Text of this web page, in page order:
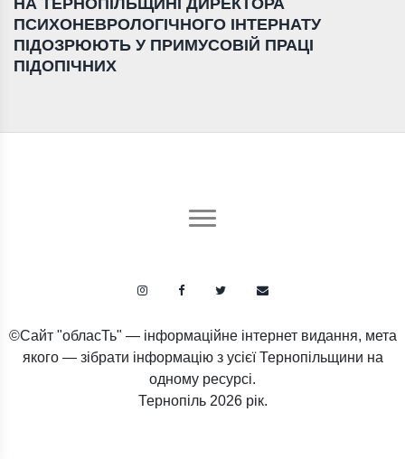
НА ТЕРНОПІЛЬЩИНІ ДИРЕКТОРА
ПСИХОНЕВРОЛОГІЧНОГО ІНТЕРНАТУ
ПІДОЗРЮЮТЬ У ПРИМУСОВІЙ ПРАЦІ
ПІДОПІЧНИХ
©Сайт "обласТь" — інформаційне інтернет видання, мета
якого — зібрати інформацію з усієї Тернопільщини на
одному ресурсі.
Тернопіль 2026 рік.